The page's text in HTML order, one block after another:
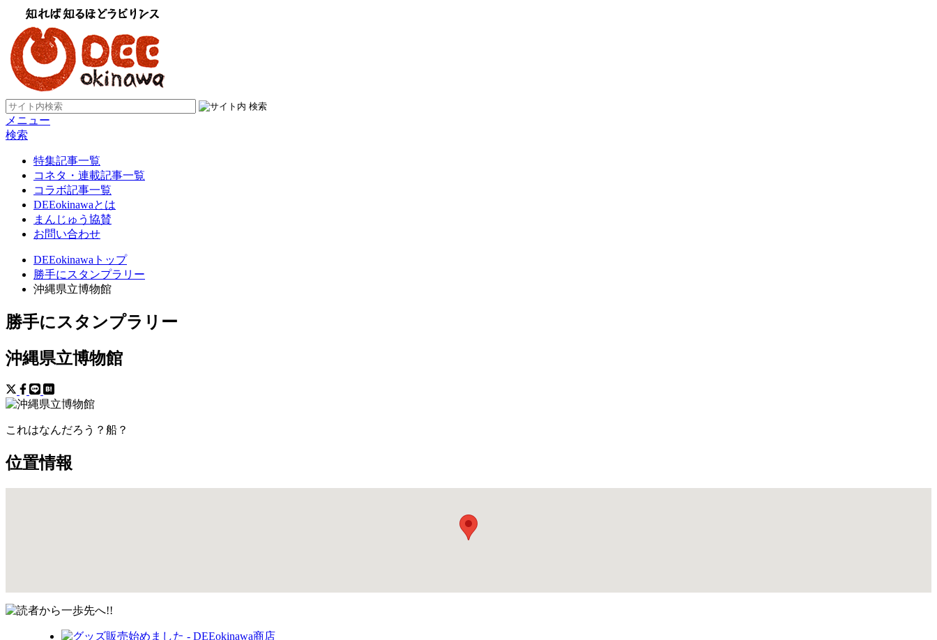
メニュー
検索
特集記事一覧
コネタ・連載記事一覧
コラボ記事一覧
DEEokinawaとは
まんじゅう協賛
お問い合わせ
DEEokinawaトップ
勝手にスタンプラリー
沖縄県立博物館
勝手にスタンプラリー
沖縄県立博物館
これはなんだろう？船？
位置情報